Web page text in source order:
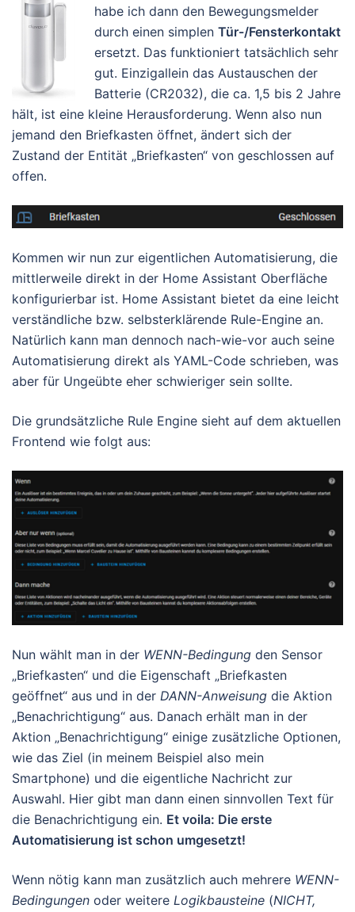
habe ich dann den Bewegungsmelder
durch einen simplen Tür-/Fensterkontakt
ersetzt. Das funktioniert tatsächlich sehr
gut. Einzigallein das Austauschen der
Batterie (CR2032), die ca. 1,5 bis 2 Jahre
hält, ist eine kleine Herausforderung. Wenn also nun
jemand den Briefkasten öffnet, ändert sich der
Zustand der Entität „Briefkasten“ von geschlossen auf
offen.
Kommen wir nun zur eigentlichen Automatisierung, die
mittlerweile direkt in der Home Assistant Oberfläche
konfigurierbar ist. Home Assistant bietet da eine leicht
verständliche bzw. selbsterklärende Rule-Engine an.
Natürlich kann man dennoch nach-wie-vor auch seine
Automatisierung direkt als YAML-Code schrieben, was
aber für Ungeübte eher schwieriger sein sollte.
Die grundsätzliche Rule Engine sieht auf dem aktuellen
Frontend wie folgt aus:
Nun wählt man in der WENN-Bedingung den Sensor
„Briefkasten“ und die Eigenschaft „Briefkasten
geöffnet“ aus und in der DANN-Anweisung die Aktion
„Benachrichtigung“ aus. Danach erhält man in der
Aktion „Benachrichtigung“ einige zusätzliche Optionen,
wie das Ziel (in meinem Beispiel also mein
Smartphone) und die eigentliche Nachricht zur
Auswahl. Hier gibt man dann einen sinnvollen Text für
die Benachrichtigung ein. Et voila: Die erste
Automatisierung ist schon umgesetzt!
Wenn nötig kann man zusätzlich auch mehrere WENN-
Bedingungen oder weitere Logikbausteine (NICHT,